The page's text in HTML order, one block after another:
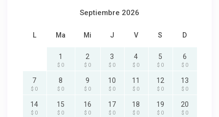
Septiembre 2026
L Ma Mi J V S D
1
$ 0
2
$ 0
3
$ 0
4
$ 0
5
$ 0
6
$ 0
7
$ 0
8
$ 0
9
$ 0
10
$ 0
11
$ 0
12
$ 0
13
$ 0
14
$ 0
15
$ 0
16
$ 0
17
$ 0
18
$ 0
19
$ 0
20
$ 0